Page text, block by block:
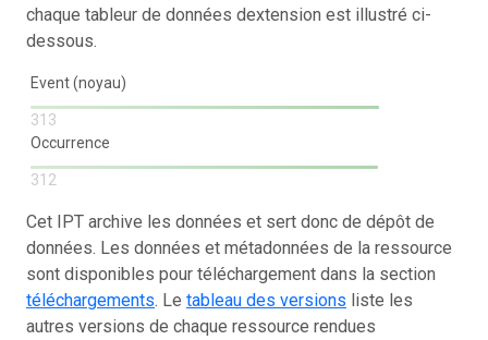
chaque tableur de données dextension est illustré ci-
dessous.
Event (noyau)
313
Occurrence
312
Cet IPT archive les données et sert donc de dépôt de
données. Les données et métadonnées de la ressource
sont disponibles pour téléchargement dans la section
téléchargements. Le tableau des versions liste les
autres versions de chaque ressource rendues